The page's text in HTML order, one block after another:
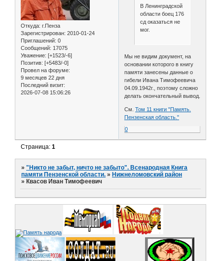
Откуда: г.Пенза
Зарегистрирован: 2010-01-24
Приглашений: 0
Сообщений: 17075
Уважение: [+1523/-6]
Позитив: [+5483/-0]
Провел на форуме:
9 месяцев 22 дня
Последний визит:
2026-07-08 15:06:26
В Ленинградской
области боец 176
сд оказаться не
мог.
Мы не видим документ, на
основании которого в книгу
памяти занесены данные о
гибели Ивана Тимофеевича
04.09.1942г., поэтому сложно
делать окончательный вывод.
См.Том 11 книги "Память.
Пензенская область."
0
Страница:1
»"Никто не забыт, ничто не забыто". Всенародная Книга
памяти Пензенской области. »Нижнеломовский район
»Квасов Иван Тимофеевич